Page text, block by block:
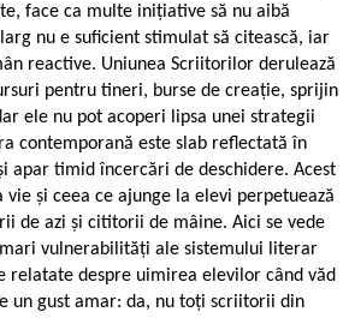
face ca multe inițiative să nu aibă
nu e suficient stimulat să citească, iar
reactive. Uniunea Scriitorilor derulează
pentru tineri, burse de creație, sprijin
ele nu pot acoperi lipsa unei strategii
contemporană este slab reflectată în
apar timid încercări de deschidere. Acest
și ceea ce ajunge la elevi perpetuează
de azi și cititorii de mâine. Aici se vede
vulnerabilități ale sistemului literar
relatate despre uimirea elevilor când văd
un gust amar: da, nu toți scriitorii din